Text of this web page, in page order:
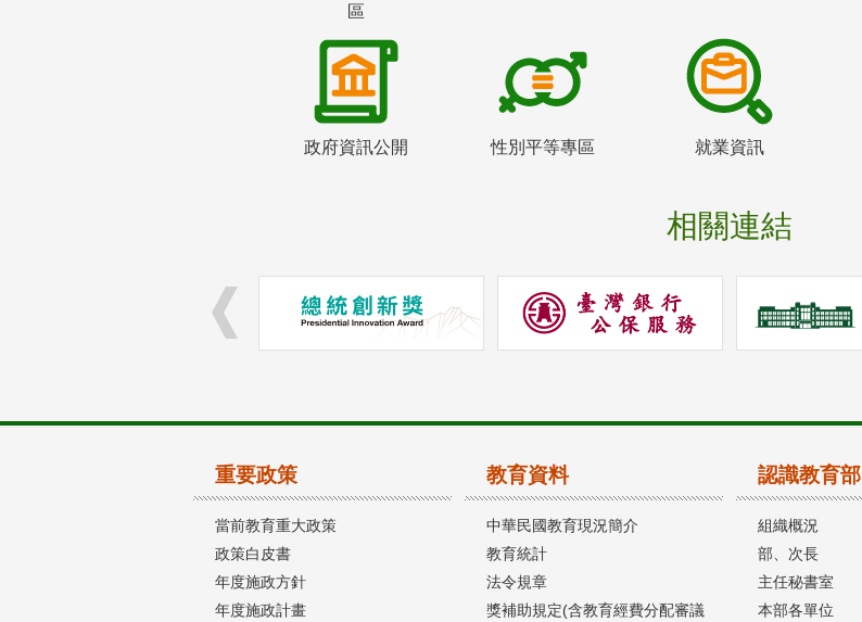
區
政府資訊公開 性別平等專區 就業資訊
相關連結
重要政策
當前教育重大政策
政策白皮書
年度施政方針
年度施政計畫
教育資料
中華民國教育現況簡介
教育統計
法令規章
獎補助規定(含教育經費分配審議
認識教育部
組織概況
部、次長
主任秘書室
本部各單位